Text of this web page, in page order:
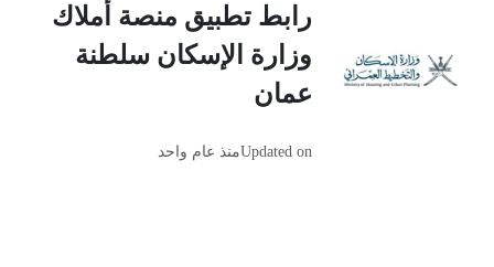
رابط تطبيق منصة أملاك
وزارة الإسكان سلطنة
عمان
Updated onمنذ عام واحد